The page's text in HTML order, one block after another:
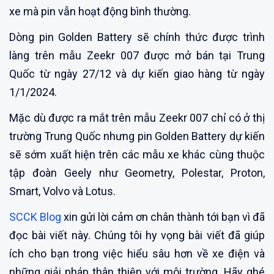
xe mà pin vẫn hoạt động bình thường.
Dòng pin Golden Battery sẽ chính thức được trình
làng trên mẫu Zeekr 007 được mở bán tại Trung
Quốc từ ngày 27/12 và dự kiến giao hàng từ ngày
1/1/2024.
Mặc dù được ra mắt trên mẫu Zeekr 007 chỉ có ở thị
trường Trung Quốc nhưng pin Golden Battery dự kiến
sẽ sớm xuất hiện trên các mẫu xe khác cùng thuộc
tập đoàn Geely như Geometry, Polestar, Proton,
Smart, Volvo và Lotus.
SCCK Blog xin gửi lời cảm ơn chân thành tới bạn vì đã
đọc bài viết này. Chúng tôi hy vọng bài viết đã giúp
ích cho bạn trong việc hiểu sâu hơn về xe điện và